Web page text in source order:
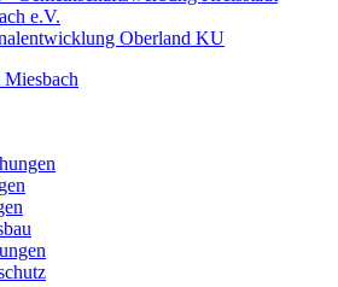
e.V.
Oberland KU